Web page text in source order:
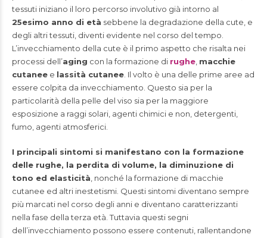
tessuti iniziano il loro percorso involutivo già intorno al
25esimo anno di età sebbene la degradazione della cute, e
degli altri tessuti, diventi evidente nel corso del tempo.
L’invecchiamento della cute è il primo aspetto che risalta nei
processi dell’aging con la formazione di rughe macchie
cutanee e lassità cutanee . Il volto è una delle prime aree ad
essere colpita da invecchiamento. Questo sia per la
particolarità della pelle del viso sia per la maggiore
esposizione a raggi solari, agenti chimici e non, detergenti,
fumo, agenti atmosferici.
I principali sintomi si manifestano con la formazione
delle rughe, la perdita di volume, la diminuzione di
tono ed elasticità , nonché la formazione di macchie
cutanee ed altri inestetismi. Questi sintomi diventano sempre
più marcati nel corso degli anni e diventano caratterizzanti
nella fase della terza età. Tuttavia questi segni
dell’invecchiamento possono essere contenuti, rallentandone